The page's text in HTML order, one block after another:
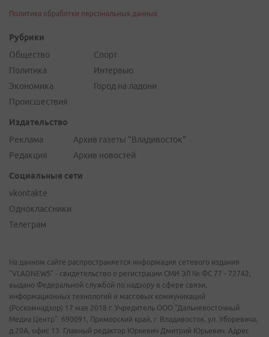
Политика обработки персональных данных
Рубрики
Общество
Политика
Экономика
Происшествия
Спорт
Интервью
Город на ладони
Издательство
Реклама
Редакция
Архив газеты "Владивосток"
Архив новостей
Социальные сети
vkontakte
Одноклассники
Телеграм
На данном сайте распространяется информация сетевого издания
"VLADNEWS" - свидетельство о регистрации СМИ ЭЛ № ФС 77 - 72742,
выдано Федеральной службой по надзору в сфере связи,
информационных технологий и массовых коммуникаций
(Роскомнадзор) 17 мая 2018 г. Учредитель ООО "Дальневосточный
Медиа Центр". 690091, Приморский край, г. Владивосток, ул. Уборевича,
д.20А, офис 13. Главный редактор Юркевич Дмитрий Юрьевич. Адрес